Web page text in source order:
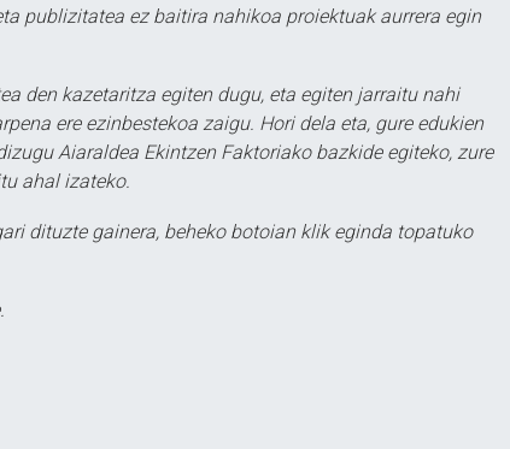
publizitatea ez baitira nahikoa proiektuak aurrera egin
den kazetaritza egiten dugu, eta egiten jarraitu nahi
ere ezinbestekoa zaigu. Hori dela eta, gure edukien
Aiaraldea Ekintzen Faktoriako bazkide egiteko, zure
ahal izateko.
dituzte gainera, beheko botoian klik eginda topatuko